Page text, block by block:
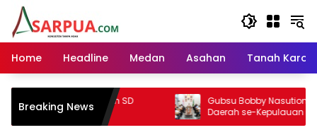
Langsung
konten
Home
Headline Medan Asahan Tanah Karo
Breaking News
SD
Gubsu Bobby Nasution Minta Kepala
Daerah se-Kepulauan Nias Percepat
Usulan BKP 2027